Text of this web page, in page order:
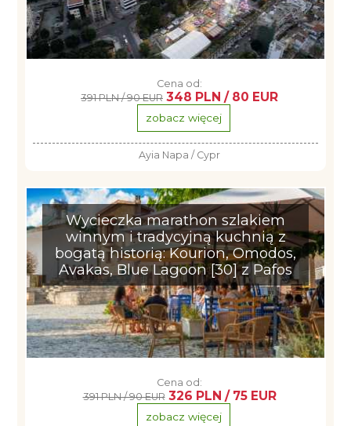
Cena od:
391 PLN / 90 EUR 348 PLN / 80 EUR
zobacz więcej
Ayia Napa / Cypr
Wycieczka marathon szlakiem
winnym i tradycyjną kuchnią z
bogatą historią: Kourion, Omodos,
Avakas, Blue Lagoon [30] z Pafos
Cena od:
391 PLN / 90 EUR 326 PLN / 75 EUR
zobacz więcej